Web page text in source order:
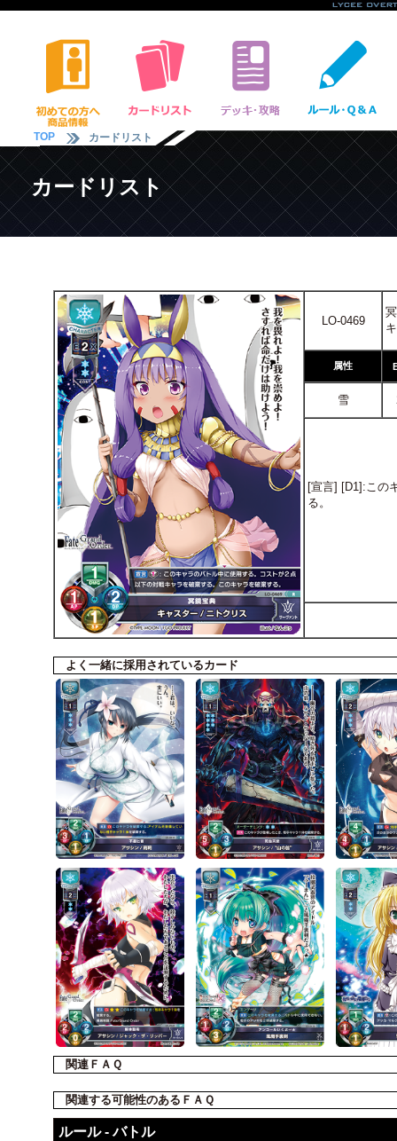
TOP カードリスト
カードリスト
LO-0469
属性
雪
[宣言] [D1]:この
る。
よく一緒に採用されているカード
関連ＦＡＱ
関連する可能性のあるＦＡＱ
ルール - バトル